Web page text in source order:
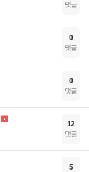
댓글
0
댓글
0
댓글
12
댓글
5